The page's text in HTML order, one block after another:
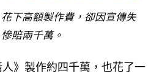
花下高額製作費，卻因宣傳失
賠兩千萬。
》製作約四千萬，也花了一